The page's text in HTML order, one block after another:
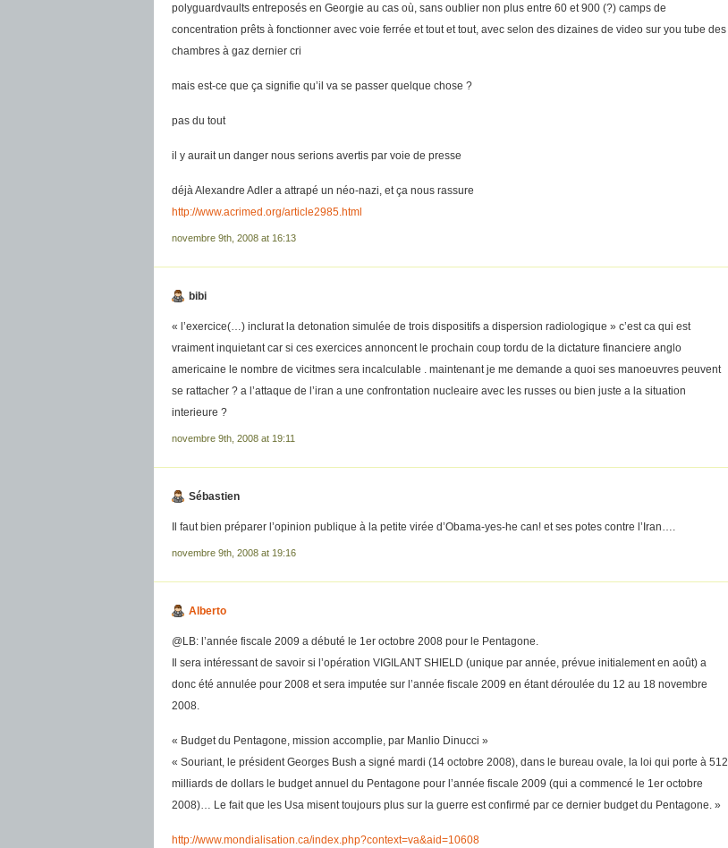
polyguardvaults entreposés en Georgie au cas où, sans oublier non plus entre 60 et 900 (?) camps de
concentration prêts à fonctionner avec voie ferrée et tout et tout, avec selon des dizaines de video sur you tube des
chambres à gaz dernier cri
mais est-ce que ça signifie qu’il va se passer quelque chose ?
pas du tout
il y aurait un danger nous serions avertis par voie de presse
déjà Alexandre Adler a attrapé un néo-nazi, et ça nous rassure
http://www.acrimed.org/article2985.html
novembre 9th, 2008 at 16:13
bibi
« l’exercice(…) inclurat la detonation simulée de trois dispositifs a dispersion radiologique » c’est ca qui est
vraiment inquietant car si ces exercices annoncent le prochain coup tordu de la dictature financiere anglo
americaine le nombre de vicitmes sera incalculable . maintenant je me demande a quoi ses manoeuvres peuvent
se rattacher ? a l’attaque de l’iran a une confrontation nucleaire avec les russes ou bien juste a la situation
interieure ?
novembre 9th, 2008 at 19:11
Sébastien
Il faut bien préparer l’opinion publique à la petite virée d’Obama-yes-he can! et ses potes contre l’Iran….
novembre 9th, 2008 at 19:16
Alberto
@LB: l’année fiscale 2009 a débuté le 1er octobre 2008 pour le Pentagone.
Il sera intéressant de savoir si l’opération VIGILANT SHIELD (unique par année, prévue initialement en août) a
donc été annulée pour 2008 et sera imputée sur l’année fiscale 2009 en étant déroulée du 12 au 18 novembre
2008.
« Budget du Pentagone, mission accomplie, par Manlio Dinucci »
« Souriant, le président Georges Bush a signé mardi (14 octobre 2008), dans le bureau ovale, la loi qui porte à 512
milliards de dollars le budget annuel du Pentagone pour l’année fiscale 2009 (qui a commencé le 1er octobre
2008)… Le fait que les Usa misent toujours plus sur la guerre est confirmé par ce dernier budget du Pentagone. »
http://www.mondialisation.ca/index.php?context=va&aid=10608